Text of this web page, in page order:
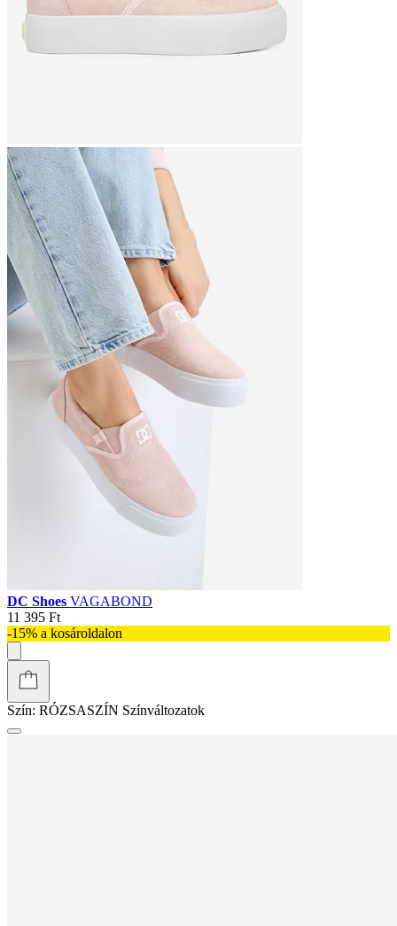
DC Shoes VAGABOND
11 395 Ft
-15% a kosároldalon
Szín: RÓZSASZÍN Színváltozatok